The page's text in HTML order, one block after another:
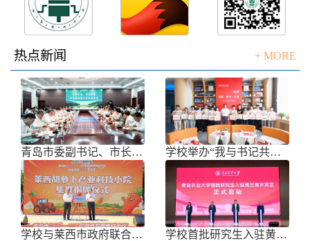
热点新闻 + MORE
青岛市委副书记、市长任刚来校调研 学校举办“我与书记共话成长”师生面
学校与莱西市政府联合举办青岛市胡萝 学校首批研究生入驻黄三角农高区